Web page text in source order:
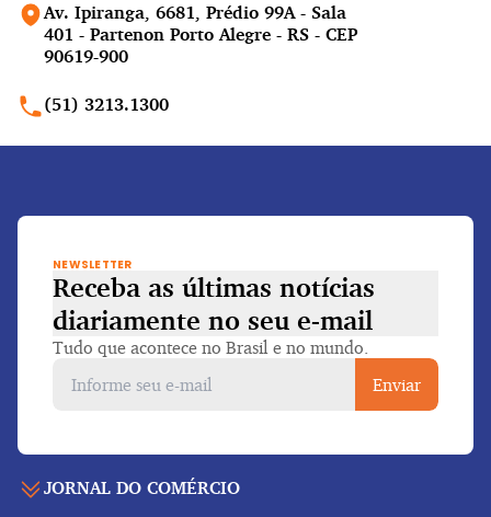
Av. Ipiranga, 6681, Prédio 99A - Sala
401 - Partenon Porto Alegre - RS - CEP
90619-900
(51) 3213.1300
JORNAL DO COMÉRCIO
NEWSLETTER
Receba as últimas notícias
diariamente no seu e-mail
Tudo que acontece no Brasil e no mundo.
Enviar